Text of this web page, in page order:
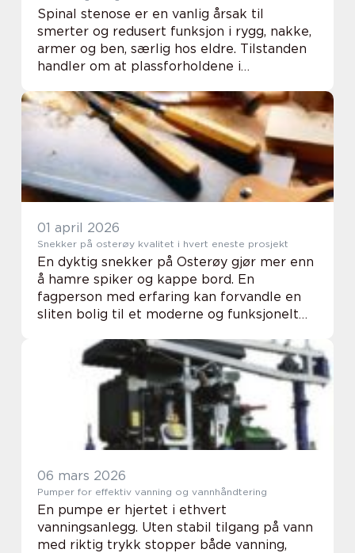
Spinal stenose er en vanlig årsak til
smerter og redusert funksjon i rygg, nakke,
armer og ben, særlig hos eldre. Tilstanden
handler om at plassforholdene i
for trange. Når nervene får for liten plass,
kan de ...
01 april 2026
Snekker på osterøy kvalitet i hvert eneste prosjekt
En dyktig snekker på Osterøy gjør mer enn
å hamre spiker og kappe bord. En
fagperson med erfaring kan forvandle en
sliten bolig til et moderne og funksjonelt
både små og store prosjekter holder høy
kvalite...
06 mars 2026
Pumper for effektiv vanning og vannhåndtering
En pumpe er hjertet i ethvert
vanningsanlegg. Uten stabil tilgang på vann
med riktig trykk stopper både vanning,